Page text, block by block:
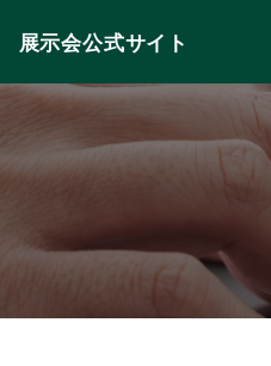
展示会公式サイト